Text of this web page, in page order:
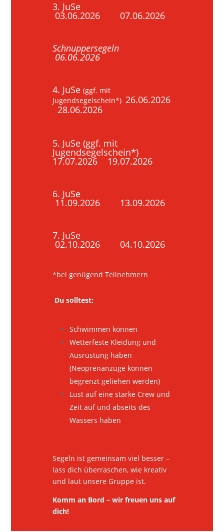
3. JuSe
03.06.2026 07.06.2026
Schnuppersegeln
06.06.2026
4. JuSe(ggf. mit
Jugendsegelschein*)26.06.2026
28.06.2026
5. JuSe (ggf. mit
Jugendsegelschein*)
17.07.2026 19.07.2026
6. JuSe
11.09.2026 13.09.2026
7. JuSe
02.10.2026 04.10.2026
*bei genügend Teilnehmern
Du solltest:
Schwimmen können
Wetterfeste Kleidung und
Ausrüstung haben
(Neoprenanzüge können
begrenzt geliehen werden)
Lust auf eine starke Crew und
Zeit auf und abseits des
Wassers haben
Segeln ist gemeinsam viel besser –
lass dich überraschen, wie kreativ
und laut unsere Gruppe ist.
Komm an Bord – wir freuen uns auf
dich!